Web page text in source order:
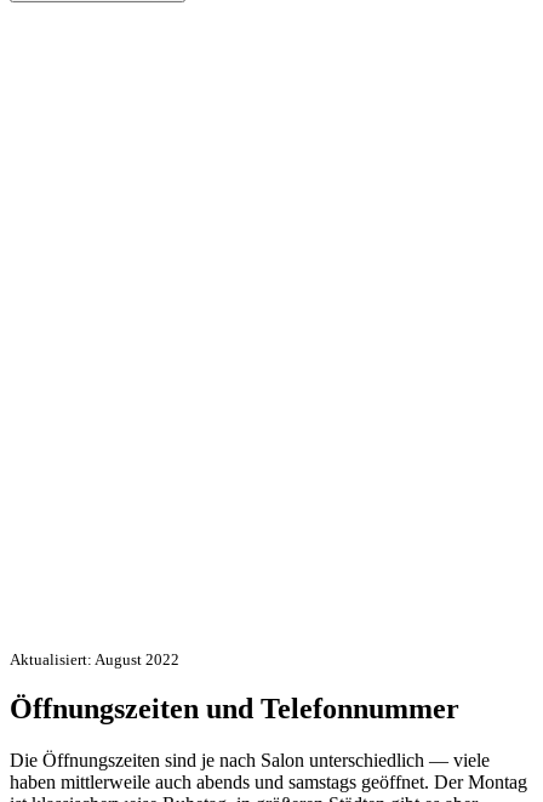
Aktualisiert: August 2022
Öffnungszeiten und Telefonnummer
Die Öffnungszeiten sind je nach Salon unterschiedlich — viele
haben mittlerweile auch abends und samstags geöffnet. Der Montag